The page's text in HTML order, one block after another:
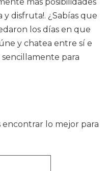
disfruta!. ¿Sabías que
los días en que
y chatea entre sí e
para
lo mejor para